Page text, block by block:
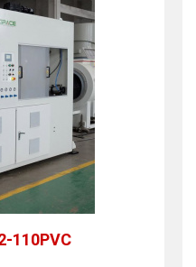
110PVC